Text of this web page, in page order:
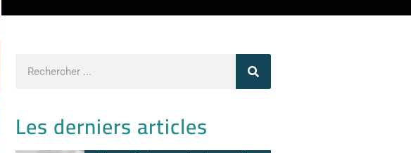
Les derniers articles